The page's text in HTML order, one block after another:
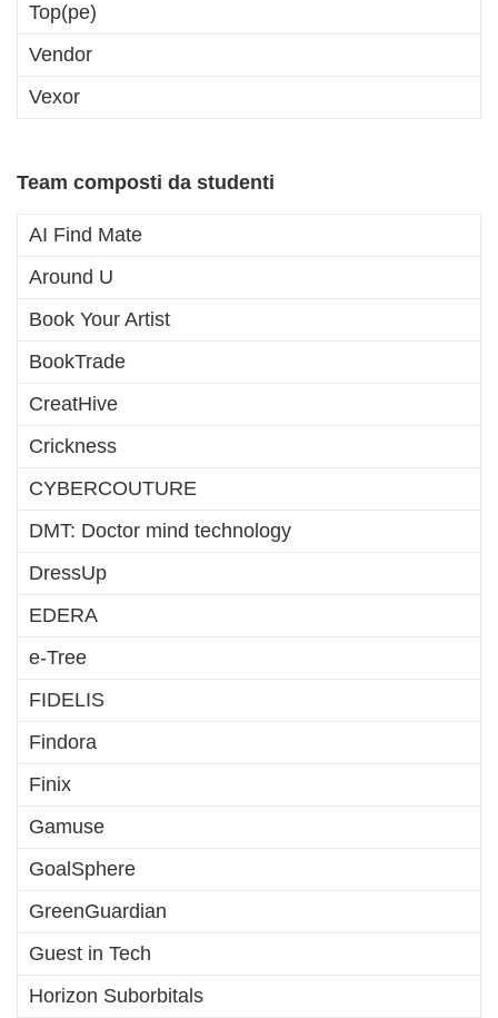
Top(pe)
Vendor
Vexor
Team composti da studenti
AI Find Mate
Around U
Book Your Artist
BookTrade
CreatHive
Crickness
CYBERCOUTURE
DMT: Doctor mind technology
DressUp
EDERA
e-Tree
FIDELIS
Findora
Finix
Gamuse
GoalSphere
GreenGuardian
Guest in Tech
Horizon Suborbitals